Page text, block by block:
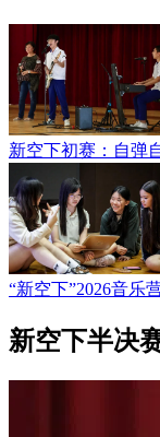
新空下初赛：自弹
“新空下”2026音乐
新空下半决